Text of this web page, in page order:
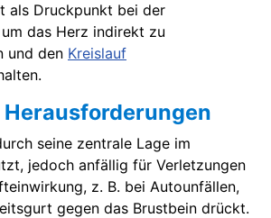
als Druckpunkt bei der
das Herz indirekt zu
und den Kreislauf
Herausforderungen
seine zentrale Lage im
jedoch anfällig für Verletzungen
z. B. bei Autounfällen,
gegen das Brustbein drückt.